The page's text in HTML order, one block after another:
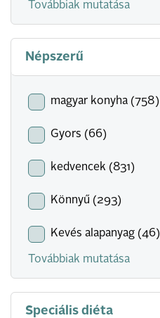
Továbbiak mutatása
Népszerű
magyar konyha (758)
Gyors (66)
kedvencek (831)
Könnyű (293)
Kevés alapanyag (46)
Továbbiak mutatása
Speciális diéta